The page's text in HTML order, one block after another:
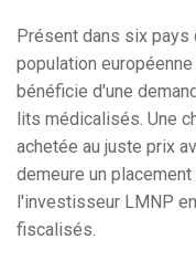
Présent dans six pays
population
bénéficie d'une
lits médicalisés. Une
achetée au juste prix
demeure un
l'investisseur LMNP
fiscalisés.